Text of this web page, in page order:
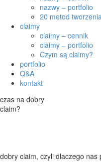
nazwy – portfolio
20 metod
claimy
claimy – cennik
claimy – portfolio
Czym są claimy?
portfolio
Q&A
kontakt
czas na dobry
claim?
dobry claim, czyli dlaczego nas